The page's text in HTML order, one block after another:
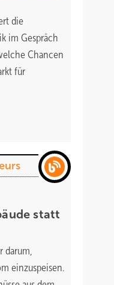
die
im Gespräch
Chancen
für
statt
darum,
einzuspeisen.